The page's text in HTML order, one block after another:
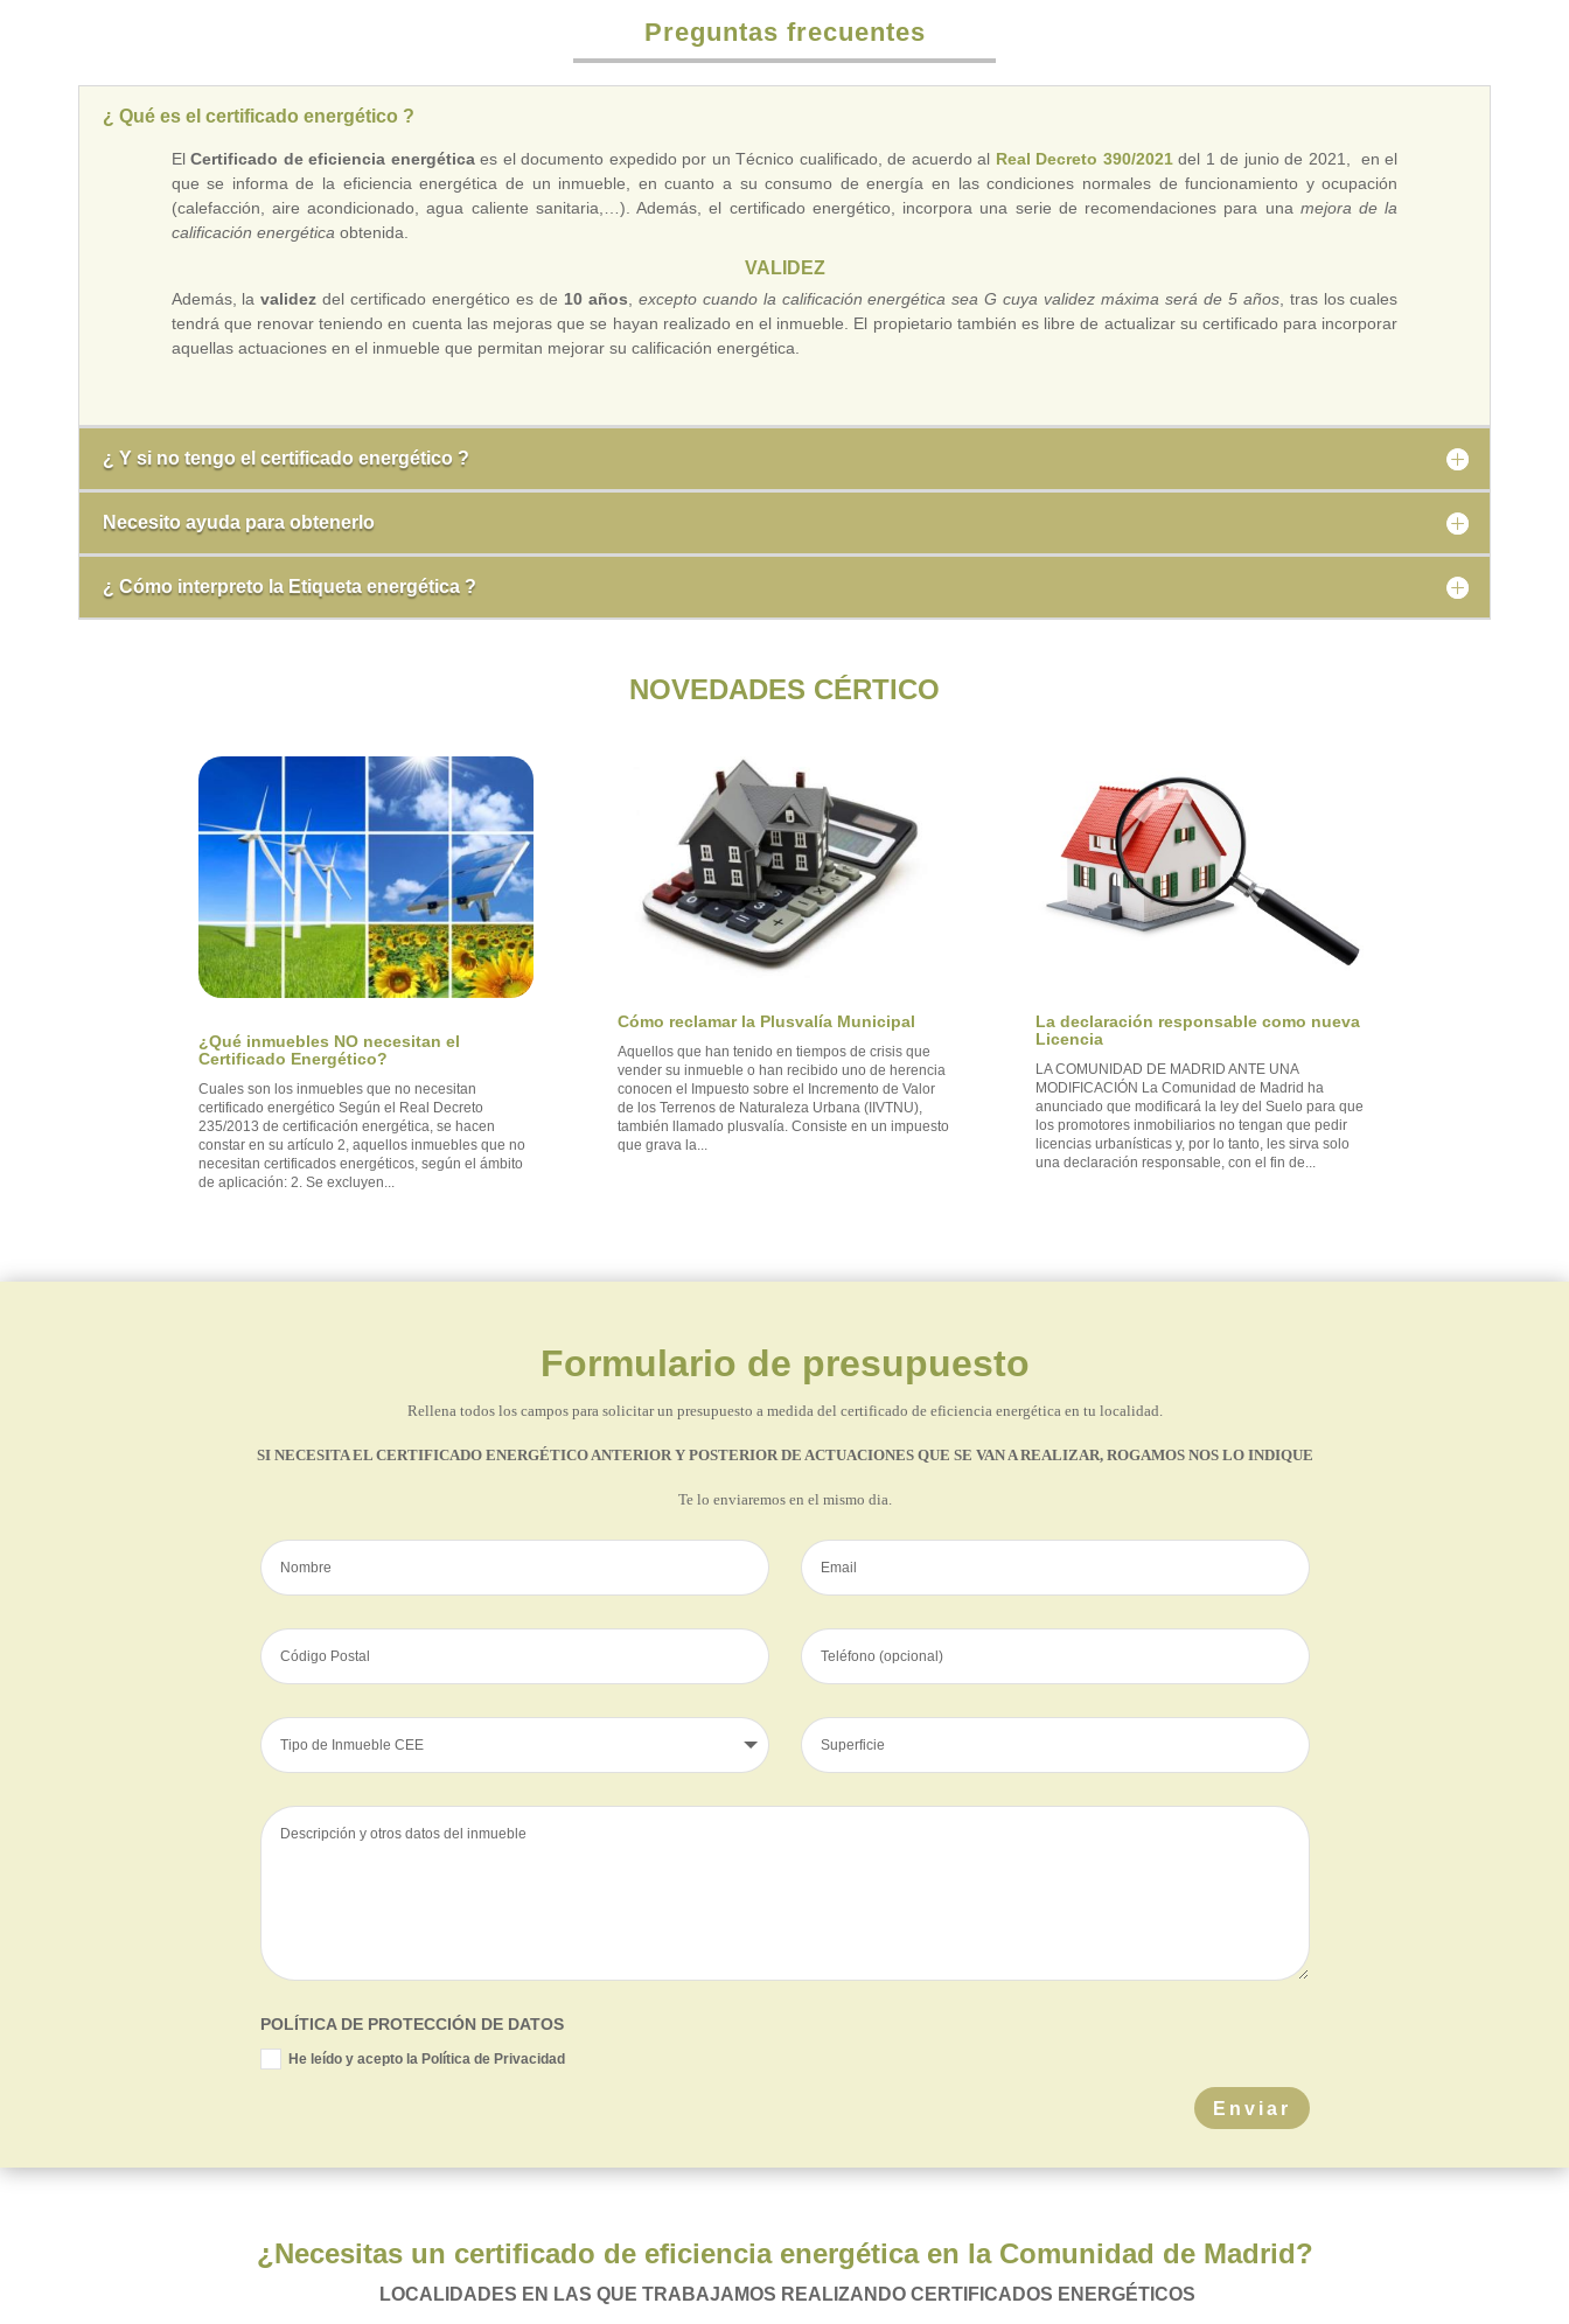
Preguntas frecuentes
¿ Qué es el certificado energético ?
ElCertificado de eficiencia energéticaes el documento expedido por un Técnico cualificado, de acuerdo al Real Decreto 390/2021del 1 de junio de 2021, en el
que se informa de la eficiencia energética de un inmueble, en cuanto a su consumo de energía en las condiciones normales de funcionamiento y ocupación
(calefacción, aire acondicionado, agua caliente sanitaria,…). Además, el certificado energético, incorpora una serie de recomendaciones para una mejora de la
calificación energética obtenida.
VALIDEZ
Además, lavalidez del certificado energético es de 10 años excepto cuando la calificación energética sea G cuya validez máxima será de 5 años, tras los cuales
tendrá que renovar teniendo en cuenta las mejoras que se hayan realizado en el inmueble. El propietario también es libre de actualizar su certificado para incorporar
aquellas actuaciones en el inmueble que permitan mejorar su calificación energética.
¿ Y si no tengo el certificado energético ?
Necesito ayuda para obtenerlo
¿ Cómo interpreto la Etiqueta energética ?
NOVEDADES CÉRTICO
¿Qué inmuebles NO necesitan el
Certificado Energético?
Cuales son los inmuebles que no necesitan
certificado energético Según el Real Decreto
235/2013 de certificación energética, se hacen
constar en su artículo 2, aquellos inmuebles que no
necesitan certificados energéticos, según el ámbito
de aplicación: 2. Se excluyen...
Cómo reclamar la Plusvalía Municipal
Aquellos que han tenido en tiempos de crisis que
vender su inmueble o han recibido uno de herencia
conocen el Impuesto sobre el Incremento de Valor
de los Terrenos de Naturaleza Urbana (IIVTNU),
también llamado plusvalía. Consiste en un impuesto
que grava la...
La declaración responsable como nueva
Licencia
LA COMUNIDAD DE MADRID ANTE UNA
MODIFICACIÓN La Comunidad de Madrid ha
anunciado que modificará la ley del Suelo para que
los promotores inmobiliarios no tengan que pedir
licencias urbanísticas y, por lo tanto, les sirva solo
una declaración responsable, con el fin de...
Formulario de presupuesto
Rellena todos los campos para solicitar un presupuesto a medida del certificado de eficiencia energética en tu localidad.
SI NECESITA EL CERTIFICADO ENERGÉTICO ANTERIOR Y POSTERIOR DE ACTUACIONES QUE SE VAN A REALIZAR, ROGAMOS NOS LO INDIQUE
Te lo enviaremos en el mismo dia.
POLÍTICA DE PROTECCIÓN DE DATOS
He leído y acepto la Política de Privacidad
Enviar
¿Necesitas un certificado de eficiencia energética en la Comunidad de Madrid?
LOCALIDADES EN LAS QUE TRABAJAMOS REALIZANDO CERTIFICADOS ENERGÉTICOS